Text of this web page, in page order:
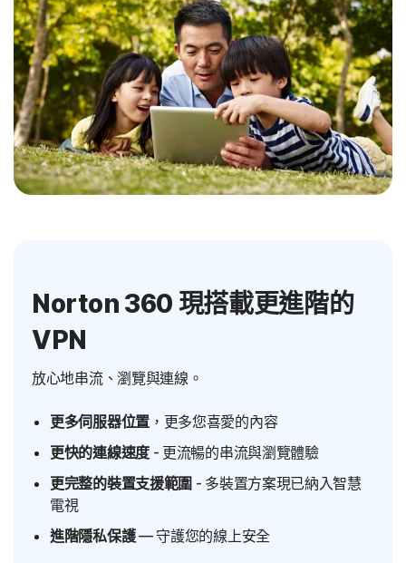
Norton 360 現搭載更進階的
VPN
放心地串流、瀏覽與連線。
更多伺服器位置，更多您喜愛的內容
更快的連線速度- 更流暢的串流與瀏覽體驗
更完整的裝置支援範圍 - 多裝置方案現已納入智慧
電視
進階隱私保護— 守護您的線上安全